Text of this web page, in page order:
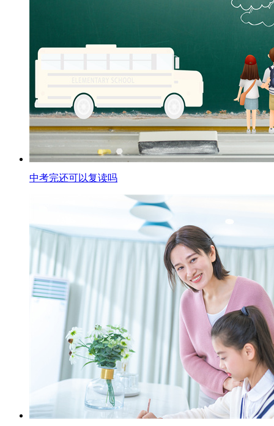
中考完还可以复读吗